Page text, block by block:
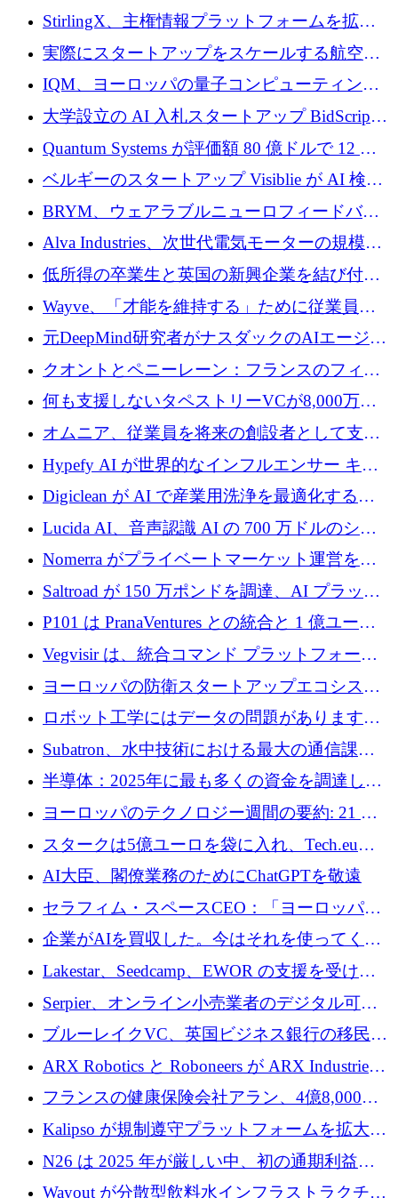
Venture Kick から 16 万 1,000 ユーロを調達
StirlingX、主権情報プラットフォームを拡張
するためにシリーズ A で 2,000 万ドルを確保
実際にスタートアップをスケールする航空イ
ノベーション モデルを学ぶ
IQM、ヨーロッパの量子コンピューティング
企業として初めて米国の主要取引所に上場
大学設立の AI 入札スタートアップ BidScript
がプレシード資金総額 100 万ドルを突破
Quantum Systems が評価額 80 億ドルで 12 億
ドルを調達
ベルギーのスタートアップ Visiblie が AI 検索
の可視化のために 50 万ユーロを調達
BRYM、ウェアラブルニューロフィードバッ
クプラットフォームの開発に65万ユーロを確
Alva Industries、次世代電気モーターの規模拡
大に 1,600 万ユーロを調達
低所得の卒業生と英国の新興企業を結び付け
るためにCommon Pathを開始
Wayve、「才能を維持する」ために従業員に
8,500万ドルの株式公開買い付けを実施
元DeepMind研究者がナスダックのAIエージェ
ントを拡張するためにCreandumの資金調達で
記録を獲得
クオントとペニーレーン：フランスのフィン
テックの友人と敵
何も支援しないタペストリーVCが8,000万ド
ルの資金を調達、ロンドン事務所を開設
オムニア、従業員を将来の創設者として支援
するために Firedrop でファンドを立ち上げる
Hypefy AI が世界的なインフルエンサー キャ
ンペーンを自動化するためにシリーズ A で
720 万ドルを調達
Digiclean が AI で産業用洗浄を最適化するた
めに 250 万ユーロを調達
Lucida AI、音声認識 AI の 700 万ドルのシー
ドラウンドを終了
Nomerra がプライベートマーケット運営を自
動化するために 200 万ドルを調達
Saltroad が 150 万ポンドを調達、AI プラット
フォーム Ogma を買収して子ども向け言語療
P101 は PranaVentures との統合と 1 億ユーロ
のファンドによりシード投資に拡大
Vegvisir は、統合コマンド プラットフォーム
を通じて関連する無人システムを接続するた
めの資金を調達します
ヨーロッパの防衛スタートアップエコシステ
ムとなったハッカソン
ロボット工学にはデータの問題があります。
Macrodata Labs はそれを解決したいと考えて
Subatron、水中技術における最大の通信課題
の 1 つに取り組むために 16 万 2,000 ユーロを
半導体：2025年に最も多くの資金を調達した
10社
ヨーロッパのテクノロジー週間の要約: 21 億
ユーロの取引と Tech.eu Funding Explorer
スタークは5億ユーロを袋に入れ、Tech.eu
Funding Explorerの立ち上げ、そしてルクセン
ブルクの大きな野望
AI大臣、閣僚業務のためにChatGPTを敬遠
セラフィム・スペースCEO：「ヨーロッパは
追いつきつつある」
企業がAIを買収した。今はそれを使ってくれ
る人々が必要です
Lakestar、Seedcamp、EWOR の支援を受け、
SE3 が自律システム用の空間 AI プラットフォ
ームを発表
Serpier、オンライン小売業者のデジタル可視
性向上を支援するために 140 万ユーロを調達
ブルーレイクVC、英国ビジネス銀行の移民主
導スタートアップ支援で初のファンド獲得に
ARX Robotics と Roboneers が ARX Industries
を設立し、無人地上車両の生産を拡大
フランスの健康保険会社アラン、4億8,000万
ユーロの資金調達ラウンドで合意
Kalipso が規制遵守プラットフォームを拡大す
るために 320 万ドルを調達
N26 は 2025 年が厳しい中、初の通期利益を
達成
Wayout が分散型飲料水インフラストラクチャ